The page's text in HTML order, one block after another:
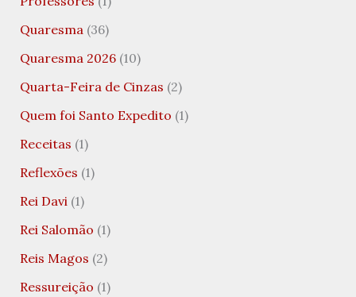
Quaresma (36)
Quaresma 2026(10)
Quarta-Feira de Cinzas (2)
Quem foi Santo Expedito (1)
Receitas (1)
Reflexões (1)
Rei Davi (1)
Rei Salomão (1)
Reis Magos (2)
Ressureição (1)